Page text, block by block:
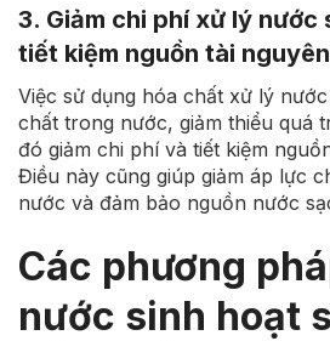
3. Giảm chi phí xử lý nước
tiết kiệm nguồn tài
Việc sử dụng hóa chất xử lý
chất trong nước, giảm thiểu quá
đó giảm chi phí và tiết kiệm
Điều này cũng giúp giảm áp lực
nước và đảm bảo nguồn nước
Các phương
nước sinh hoạt